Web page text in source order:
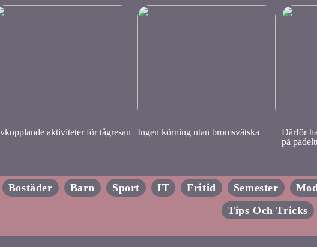
aktiviteter för tågresan Ingen körning utan bromsvätska
Därför
på
Bostäder Barn Sport IT Fritid Semester
Tips Och Tricks